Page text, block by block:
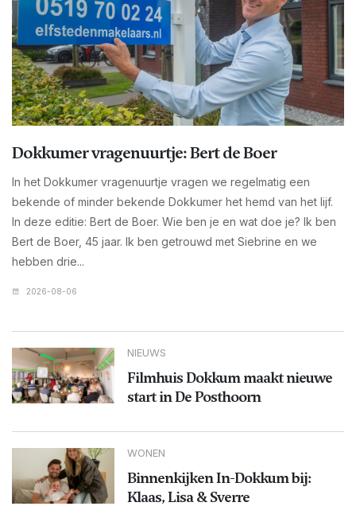
Dokkumer vragenuurtje: Bert de Boer
In het Dokkumer vragenuurtje vragen we regelmatig een
bekende of minder bekende Dokkumer het hemd van het lijf.
In deze editie: Bert de Boer. Wie ben je en wat doe je? Ik ben
Bert de Boer, 45 jaar. Ik ben getrouwd met Siebrine en we
hebben drie...
2026-08-06
NIEUWS
Filmhuis Dokkum maakt nieuwe
start in De Posthoorn
WONEN
Binnenkijken In-Dokkum bij:
Klaas, Lisa & Sverre